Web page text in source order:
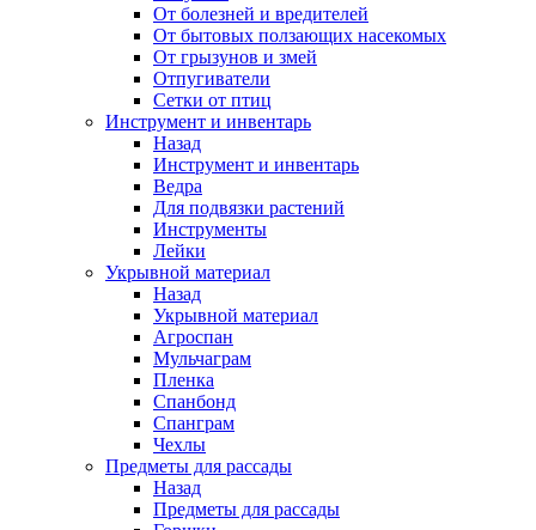
От болезней и вредителей
От бытовых ползающих насекомых
От грызунов и змей
Отпугиватели
Сетки от птиц
Инструмент и инвентарь
Назад
Инструмент и инвентарь
Ведра
Для подвязки растений
Инструменты
Лейки
Укрывной материал
Назад
Укрывной материал
Агроспан
Мульчаграм
Пленка
Спанбонд
Спанграм
Чехлы
Предметы для рассады
Назад
Предметы для рассады